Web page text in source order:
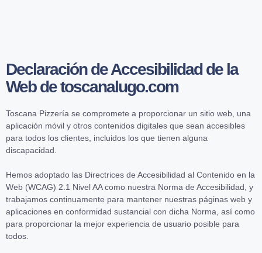
Declaración de Accesibilidad de la
Web de toscanalugo.com
Toscana Pizzería se compromete a proporcionar un sitio web, una
aplicación móvil y otros contenidos digitales que sean accesibles
para todos los clientes, incluidos los que tienen alguna
discapacidad.
Hemos adoptado las Directrices de Accesibilidad al Contenido en la
Web (WCAG) 2.1 Nivel AA como nuestra Norma de Accesibilidad, y
trabajamos continuamente para mantener nuestras páginas web y
aplicaciones en conformidad sustancial con dicha Norma, así como
para proporcionar la mejor experiencia de usuario posible para
todos.